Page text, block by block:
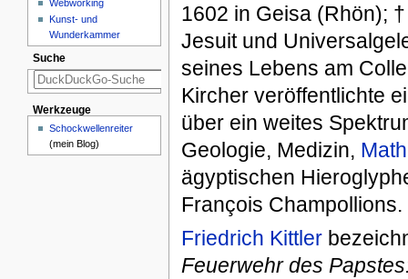
1602 in Geisa (Rhön);
Jesuit und
seines Lebens am
Kircher veröffentlichte
über ein weites
Geologie, Medizin,
ägyptischen
François Champollions.
Friedrich Kittler
Feuerwehr des
Webworking
Kunst- und
Wunderkammer
Suche
Werkzeuge
Schockwellenreiter
(mein Blog)